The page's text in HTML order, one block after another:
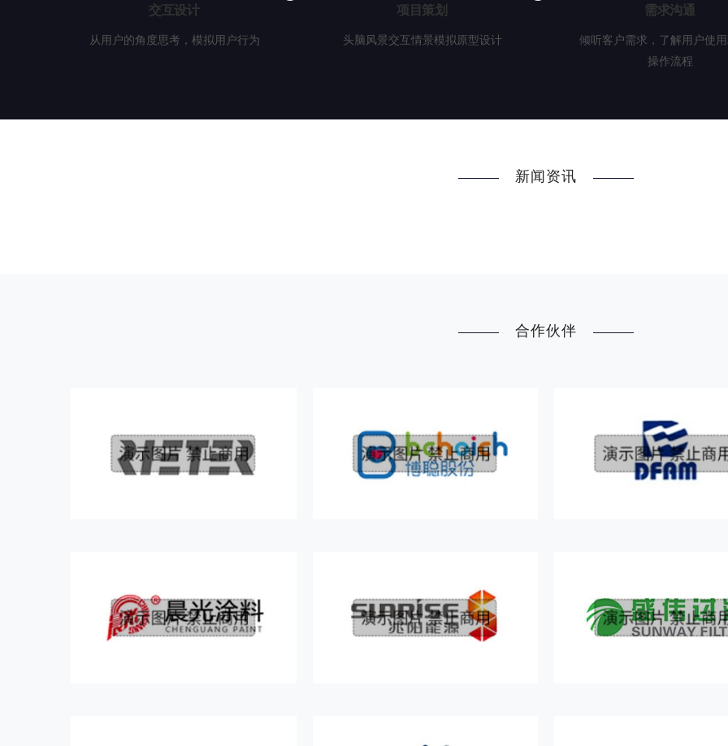
交互设计
从用户的角度思考，模拟用户行为
项目策划
头脑风景交互情景模拟原型设计
需求沟通
倾听客户需求，了解用户使
操作流程
新闻资讯
合作伙伴